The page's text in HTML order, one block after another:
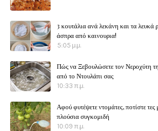
3 κουτάλια ανά λεκάνη και τα λευκά
άσπρα από καινουρια!
5:05 μ.μ.
Πώς να Ξεβουλώσετε τον Νεροχύτη
από το Ντουλάπι σας
10:33 π.μ.
Αφού φυτέψετε ντομάτες, ποτίστε τες
πλούσια συγκομιδή
10:09 π.μ.